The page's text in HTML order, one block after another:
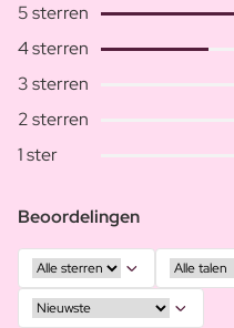
5 sterren
4 sterren
3 sterren
2 sterren
1 ster
Beoordelingen